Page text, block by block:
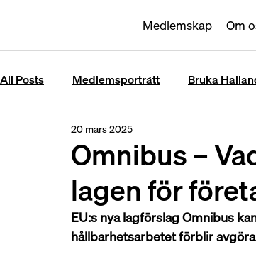
Medlemskap Om
All Posts Medlemsporträtt Bruka
Omnibus –
lagen för
20 mars 2025
EU:s nya lagförslag Omnibus
hållbarhetsarbetet förblir